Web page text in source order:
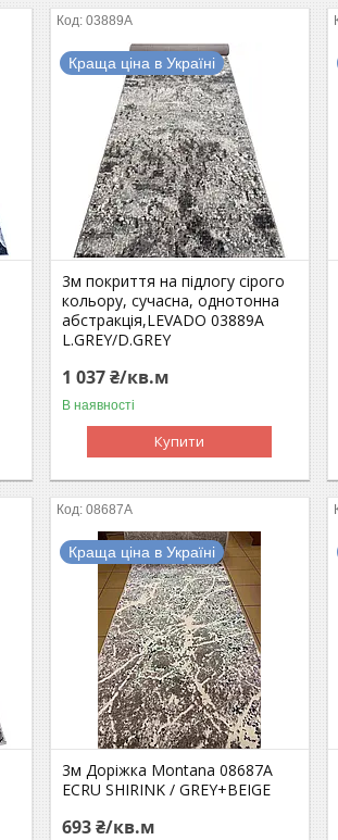
03889A
Краща ціна в Україні
3м покриття на підлогу сірого
кольору, сучасна, однотонна
абстракція,LEVADO 03889A
L.GREY/D.GREY
1 037 ₴/кв.м
В наявності
Купити
08687A
Краща ціна в Україні
3м Доріжка Montana 08687A
ECRU SHIRINK / GREY+BEIGE
693 ₴/кв.м